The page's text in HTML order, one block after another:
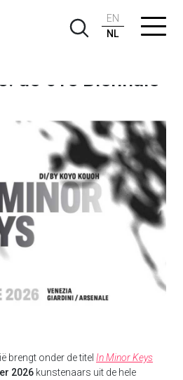
EN
NL
de 61e Biënnale
brengt onder de titel In Minor Keys
2026 kunstenaars uit de hele